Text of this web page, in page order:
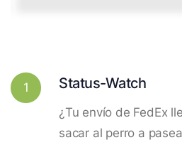
1 Status-Watch
¿Tu envío de FedEx
sacar al perro a